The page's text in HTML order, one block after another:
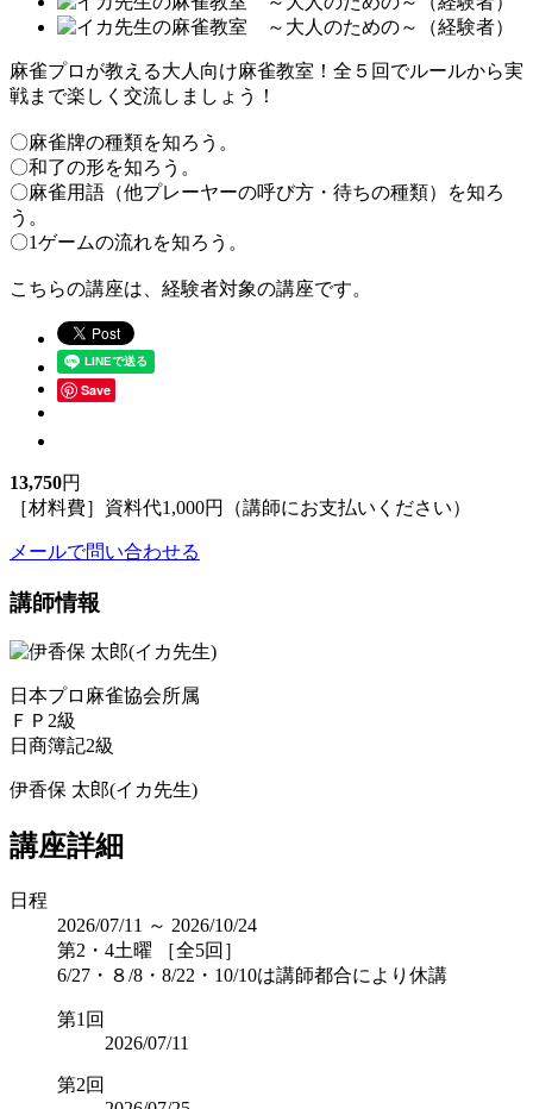
麻雀プロが教える大人向け麻雀教室！全５回でルールから実
戦まで楽しく交流しましょう！
〇麻雀牌の種類を知ろう。
〇和了の形を知ろう。
〇麻雀用語（他プレーヤーの呼び方・待ちの種類）を知ろ
う。
〇1ゲームの流れを知ろう。
こちらの講座は、経験者対象の講座です。
Save
13,750円
［材料費］資料代1,000円（講師にお支払いください）
メールで問い合わせる
講師情報
日本プロ麻雀協会所属
ＦＰ2級
日商簿記2級
伊香保 太郎(イカ先生)
講座詳細
日程
2026/07/11 ～ 2026/10/24
第2・4土曜 ［全5回］
6/27・８/8・8/22・10/10は講師都合により休講
第1回
2026/07/11
第2回